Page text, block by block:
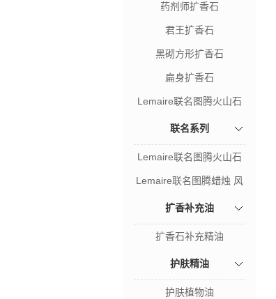
药剂师扩香石
君王扩香石
黑砌方形扩香石
扁身扩香石
Lemaire联名图腾火山石
联名系列
Lemaire联名图腾火山石
风暴之木
Lemaire联名图腾蜡烛 风
扩香补充油
扩香石补充精油
护肤精油
护肤植物油